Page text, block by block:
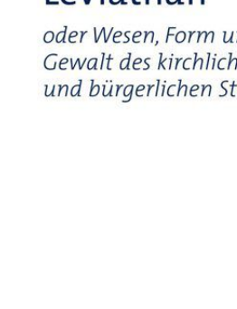
festgebunden
Wenige Werke der